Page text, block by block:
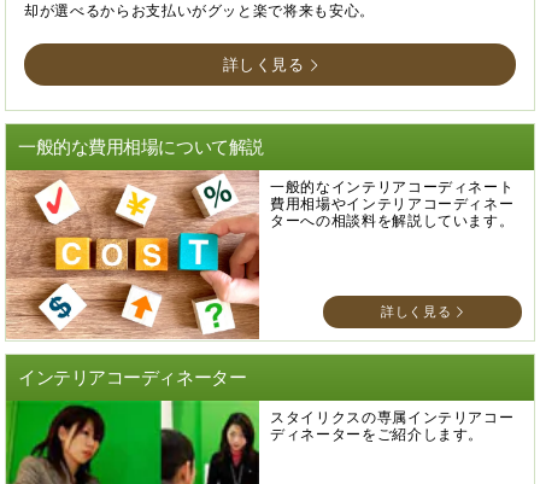
却が選べるからお支払いがグッと楽で将来も安心。
詳しく見る
一般的な費用相場について解説
一般的なインテリアコーディネート
費用相場やインテリアコーディネー
ターへの相談料を解説しています。
詳しく見る
インテリアコーディネーター
スタイリクスの専属インテリアコー
ディネーターをご紹介します。